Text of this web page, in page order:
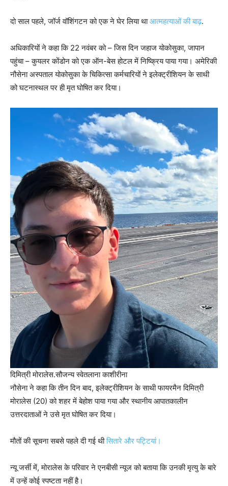
दो साल पहले, जॉर्ज वॉशिंगटन को एक ने घेर लिया थाआत्महत्याओं की बाढ़.
अधिकारियों ने कहा कि 22 नवंबर को – जिस दिन जहाज योकोसुका, जापान
पहुंचा – कुयलर कोंडोन को एक ऑन-बेस होटल में निष्क्रिय पाया गया। अमेरिकी
नौसेना अस्पताल योकोसुका के चिकित्सा कर्मचारियों ने इलेक्ट्रीशियन के साथी
को घटनास्थल पर ही मृत घोषित कर दिया।
दिमित्री मोरालेस.सौजन्य स्वेतलाना काशीरीना
नौसेना ने कहा कि तीन दिन बाद, इलेक्ट्रीशियन के साथी फायरमैन दिमित्री
मोरालेस (20) को शहर में बेहोश पाया गया और स्थानीय आपातकालीन
उत्तरदाताओं ने उसे मृत घोषित कर दिया।
मौतों की सूचना सबसे पहले दी गई थीसितारे और पट्टियां।
न्यू जर्सी में, मोरालेस के परिवार ने एनबीसी न्यूज को बताया कि उनकी मृत्यु के बारे
में उन्हें कोई स्पष्टता नहीं है।